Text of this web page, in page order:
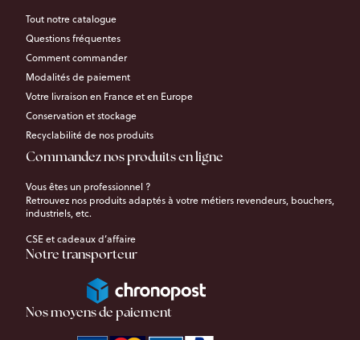
Tout notre catalogue
Questions fréquentes
Comment commander
Modalités de paiement
Votre livraison en France et en Europe
Conservation et stockage
Recyclabilité de nos produits
Commandez nos produits en ligne
Vous êtes un professionnel ?
Retrouvez nos produits adaptés à votre métiers revendeurs, bouchers,
industriels, etc.
CSE et cadeaux d’affaire
Notre transporteur
Nos moyens de paiement